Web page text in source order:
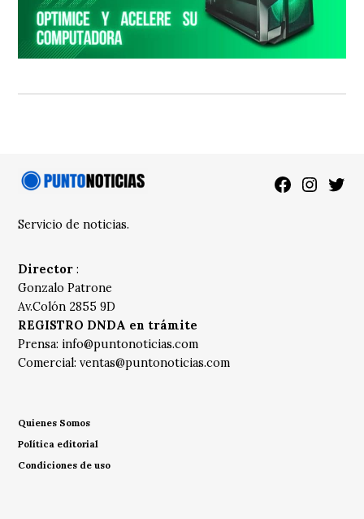
Facebook
Servicio de noticias.
Director :
Gonzalo Patrone
Av.Colón 2855 9D
REGISTRO DNDA en trámite
Prensa: info@puntonoticias.com
Comercial:ventas@puntonoticias.com
Quienes Somos
Política editorial
Condiciones de uso